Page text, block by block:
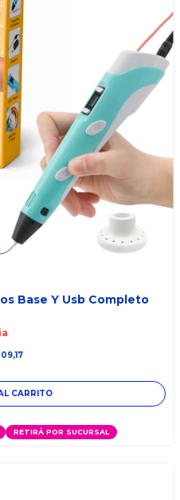
Base Y Usb Completo
RETIRÁ POR SUCURSAL